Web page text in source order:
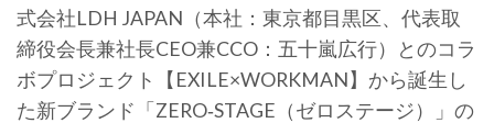
式会社LDH JAPAN（本社：東京都目黒区、代表取
締役会長兼社長CEO兼CCO：五十嵐広行）とのコラ
ボプロジェクト【EXILE×WORKMAN】から誕生し
た新ブランド「ZERO‐STAGE（ゼロステージ）」の